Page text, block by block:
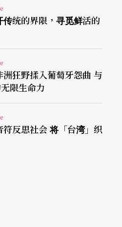
年间，对改善文化环境提
胡恩威相信文化环境并非
信中国式的英雄主义，
，要完成却不能单靠一个
等，都是team work （团
干的人合力才能做到。」
留在历史里。
永远教人想去演绎他的言
传统的界限，寻觅鲜活的
洲狂野揉入葡萄牙怨曲 与
限生命力
符反思社会 将「台湾」织